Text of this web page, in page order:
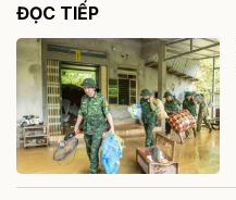
ĐỌC TIẾP